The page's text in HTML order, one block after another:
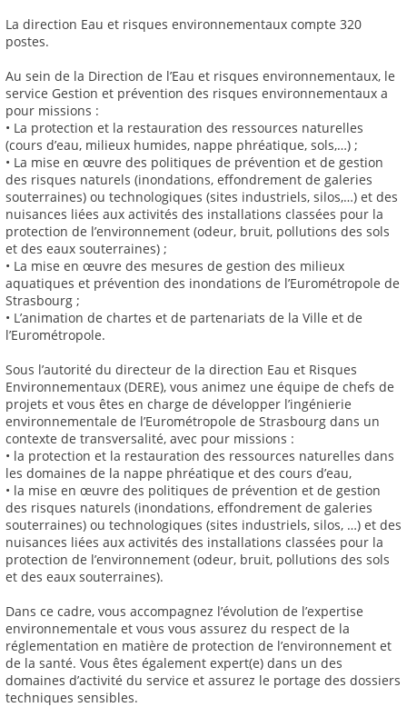
La direction Eau et risques environnementaux compte 320
postes.
Au sein de la Direction de l’Eau et risques environnementaux, le
service Gestion et prévention des risques environnementaux a
pour missions :
• La protection et la restauration des ressources naturelles
(cours d’eau, milieux humides, nappe phréatique, sols,…) ;
• La mise en œuvre des politiques de prévention et de gestion
des risques naturels (inondations, effondrement de galeries
souterraines) ou technologiques (sites industriels, silos,…) et des
nuisances liées aux activités des installations classées pour la
protection de l’environnement (odeur, bruit, pollutions des sols
et des eaux souterraines) ;
• La mise en œuvre des mesures de gestion des milieux
aquatiques et prévention des inondations de l’Eurométropole de
Strasbourg ;
• L’animation de chartes et de partenariats de la Ville et de
l’Eurométropole.
Sous l’autorité du directeur de la direction Eau et Risques
Environnementaux (DERE), vous animez une équipe de chefs de
projets et vous êtes en charge de développer l’ingénierie
environnementale de l’Eurométropole de Strasbourg dans un
contexte de transversalité, avec pour missions :
• la protection et la restauration des ressources naturelles dans
les domaines de la nappe phréatique et des cours d’eau,
• la mise en œuvre des politiques de prévention et de gestion
des risques naturels (inondations, effondrement de galeries
souterraines) ou technologiques (sites industriels, silos, …) et des
nuisances liées aux activités des installations classées pour la
protection de l’environnement (odeur, bruit, pollutions des sols
et des eaux souterraines).
Dans ce cadre, vous accompagnez l’évolution de l’expertise
environnementale et vous vous assurez du respect de la
réglementation en matière de protection de l’environnement et
de la santé. Vous êtes également expert(e) dans un des
domaines d’activité du service et assurez le portage des dossiers
techniques sensibles.